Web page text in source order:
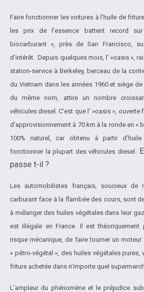
Faire fonctionner les voitures à l’huile de
les prix de l’essence battent record
biocarburant », près de San Francisco,
d’intérêt. Depuis quelques mois, l' »oasis »,
station-service à Berkeley, berceau de la
du Vietnam dans les années 1960 et siège
du même nom, attire un nombre
véhicules diesel. C’est que l' »oasis », ouverte
d’approvisionnement à 70 km à la ronde en «
100% naturel, car obtenu à partir
fonctionner la plupart des véhicules diesel.
passe t-il ?
Les automobilistes français, soucieux de
carburant face à la flambée des cours, sont
à mélanger des huiles végétales dans leur
est illégale en France. Il est
risque mécanique, de faire tourner un
« pétro-végétal », des huiles végétales pures,
friture achetée dans n’importe quel
L’ampleur du phénomène et le préjudice